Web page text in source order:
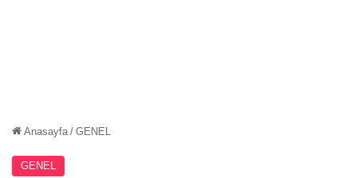
Anasayfa / GENEL
GENEL